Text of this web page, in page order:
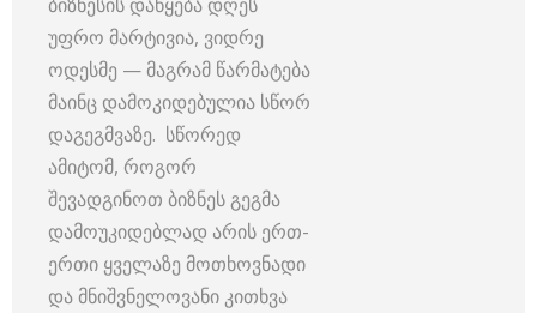
უფრო მარტივია, ვიდრე
ოდესმე — მაგრამ წარმატება
მაინც დამოკიდებულია სწორ
დაგეგმვაზე. სწორედ
ამიტომ, როგორ
შევადგინოთ ბიზნეს გეგმა
დამოუკიდებლად არის ერთ-
ერთი ყველაზე მოთხოვნადი
და მნიშვნელოვანი კითხვა